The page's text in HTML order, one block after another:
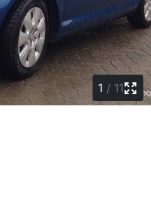
1 / 11